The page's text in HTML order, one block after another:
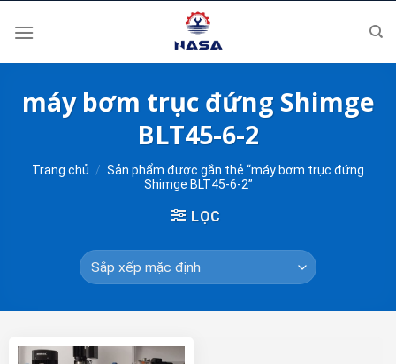
máy bơm trục đứng Shimge
BLT45-6-2
Trang chủ / Sản phẩm được gắn thẻ “máy bơm trục đứng
Shimge BLT45-6-2”
LỌC